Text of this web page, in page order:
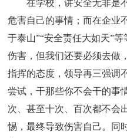
在学校，讲安全无非是
危害自己的事情；而在企业
于泰山”“安全责任大如天”
伤害，但我们还要必须去做
指挥的态度，领导再三强调
尝试，干那些你不会干的事
次、甚至十次、百次都不会
惕，最终导致伤害自己。同